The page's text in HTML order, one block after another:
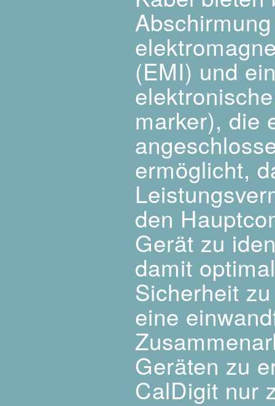
(EMI) und
marker), die
ermöglicht,
den
Gerät zu
damit
Sicherheit
eine
Geräten zu
CalDigit nur